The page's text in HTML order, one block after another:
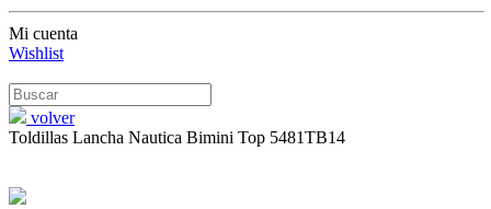
Mi cuenta
Wishlist
volver
Toldillas Lancha Nautica Bimini Top 5481TB14